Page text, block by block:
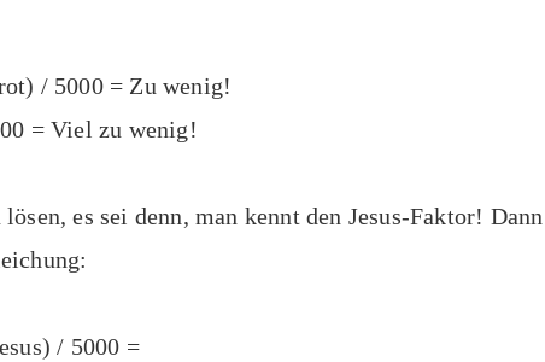
/ 5000 = Zu wenig!
= Viel zu wenig!
es sei denn, man kennt den Jesus-Faktor! Dann
/ 5000 =